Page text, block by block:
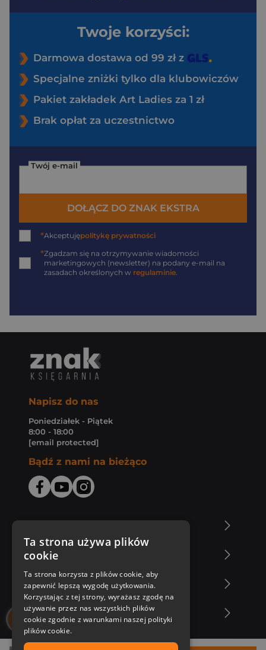
Twoje korzyści:
Darmowa dostawa od 99 zł z
Specjalne zniżki tylko dla klubowiczów
Pakiet zakładek Art Ladies za 1 zł
Brak opłat za uczestnictwo
Twój e-mail
DOŁĄCZ DO ZNAK EKSTRA
*Akceptujępolitykę prywatności
*Zgadzam się na otrzymywanie wiadomości
marketingowych (newsletter) na podany e-mail na
zasadach określonych w regulaminie
Napisz do nas
Poniedziałek - Piątek
8:00 - 18:00
[email protected]
Bądź z nami na bieżąco
Zakupy u nas
Nasza oferta
Nasi autorzy
Ta strona używa plików
cookie
Ta strona korzysta z plików cookie, aby
zapewnić lepszą wygodę użytkowania.
Korzystając z tej strony, wyrażasz zgodę na
używanie przez nas wszystkich plików
cookie zgodnie z warunkami naszej polityki
plików cookie.